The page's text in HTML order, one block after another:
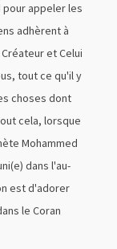
appeler les
adhèrent à
et Celui
tout ce qu'il y
choses dont
cela, lorsque
Mohammed
dans l'au-
est d'adorer
le Coran